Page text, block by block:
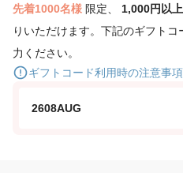
先着1000名様 限定、 1,000円以上
りいただけます。下記のギフト
力ください。
ギフトコード利用時の注意事項
2608AUG